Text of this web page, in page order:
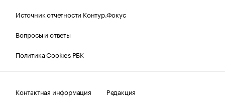
Источник отчетности Контур.Фокус
Вопросы и ответы
Политика Cookies РБК
Контактная информация
Редакция